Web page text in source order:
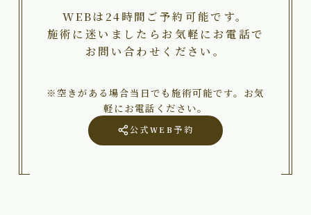
WEBは24時間ご予約可能です。
施術に迷いましたらお気軽にお電話で
お問い合わせください。
※空きがある場合当日でも施術可能です。お気
軽にお電話ください。
公式WEB予約